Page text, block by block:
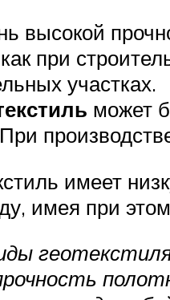
высокой
при
участках.
может
имеет
имея при